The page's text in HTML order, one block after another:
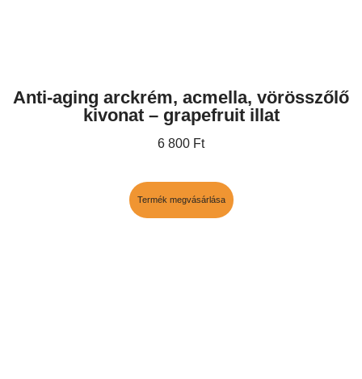
Anti-aging arckrém, acmella, vörösszőlő
kivonat – grapefruit illat
6 800 Ft
Termék megvásárlása